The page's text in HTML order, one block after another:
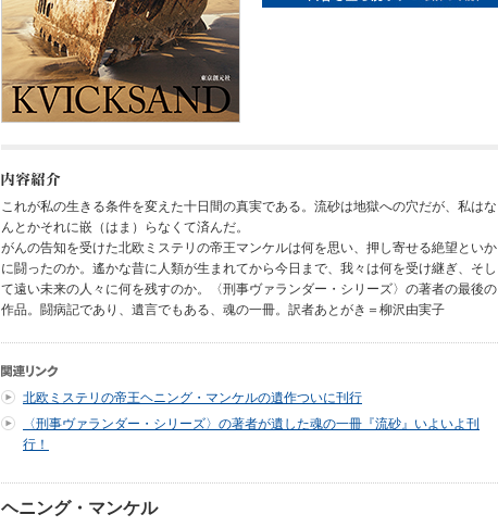
これが私の生きる条件を変えた十日間の真実である。流砂は地獄への穴だが、私はな
んとかそれに嵌（はま）らなくて済んだ。
がんの告知を受けた北欧ミステリの帝王マンケルは何を思い、押し寄せる絶望といか
に闘ったのか。遙かな昔に人類が生まれてから今日まで、我々は何を受け継ぎ、そし
て遠い未来の人々に何を残すのか。〈刑事ヴァランダー・シリーズ〉の著者の最後の
作品。闘病記であり、遺言でもある、魂の一冊。訳者あとがき＝柳沢由実子
北欧ミステリの帝王ヘニング・マンケルの遺作ついに刊行
〈刑事ヴァランダー・シリーズ〉の著者が遺した魂の一冊『流砂』いよいよ刊
行！
ヘニング・マンケル